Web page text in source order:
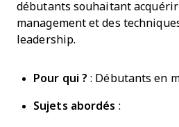
débutants souhaitant acquérir
management et des
leadership.
Pour qui ? : Débutants en
Sujets abordés :